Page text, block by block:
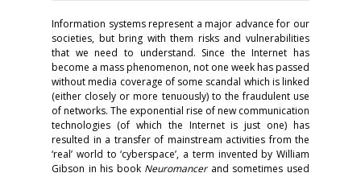
Information systems represent a major advance for our
societies, but bring with them risks and vulnerabilities
that we need to understand. Since the Internet has
become a mass phenomenon, not one week has passed
without media coverage of some scandal which is linked
(either closely or more tenuously) to the fraudulent use
of networks. The exponential rise of new communication
technologies (of which the Internet is just one) has
resulted in a transfer of mainstream activities from the
‘real’ world to ‘cyberspace’, a term invented by William
Gibson in his book Neuromancerand sometimes used